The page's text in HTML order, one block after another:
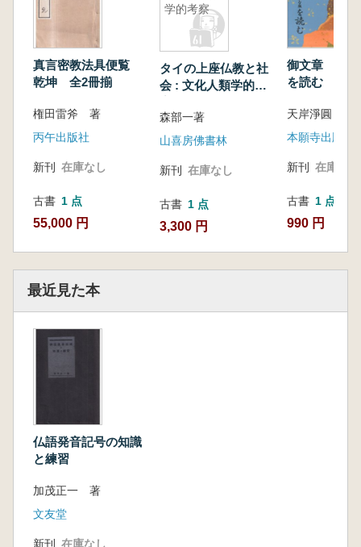
真言密教法具便覧
乾坤 全2冊揃
権田雷斧 著
丙午出版社
新刊 在庫なし
古書 1 点
55,000 円
学的考察
タイの上座仏教と社
会 : 文化人類学的考
森部一著
山喜房佛書林
新刊 在庫なし
古書 1 点
3,300 円
御文章 ひら
を読む
天岸淨圓 著
本願寺出版社
新刊 在庫なし
古書 1 点
990 円
最近見た本
仏語発音記号の知識
と練習
加茂正一 著
文友堂
新刊 在庫なし